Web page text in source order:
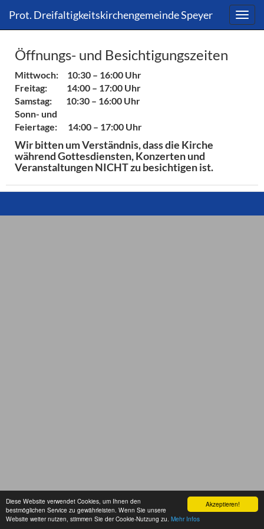
Akzeptieren!
Diese Website verwendet Cookies, um Ihnen den
bestmöglichen Service zu gewährleisten. Wenn Sie unsere
Website weiter nutzen, stimmen Sie der Cookie-Nutzung zu. Mehr Infos
zum
Inhalt
Prot. Dreifaltigkeitskirchengemeinde Speyer
zum
Inhalt
Öffnungs- und Besichtigungszeiten
Mittwoch: 10:30 – 16:00 Uhr
Freitag: 14:00 – 17:00 Uhr
Samstag: 10:30 – 16:00 Uhr
Sonn- und
Feiertage: 14:00 – 17:00 Uhr
Wir bitten um Verständnis, dass die Kirche
während Gottesdiensten, Konzerten und
Veranstaltungen NICHT zu besichtigen ist.